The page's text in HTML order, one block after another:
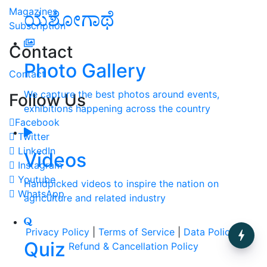
ಯಶೋಗಾಥೆ
Photo Gallery
We capture the best photos around events,
exhibitions happening across the country
Videos
Handpicked videos to inspire the nation on
agriculture and related industry
Quiz
Magazines
Subscription
Contact
Contact
Follow Us
Facebook
Twitter
LinkedIn
Instagram
Youtube
WhatsApp
Privacy Policy Terms of Service Data Policy
|
Refund & Cancellation Policy